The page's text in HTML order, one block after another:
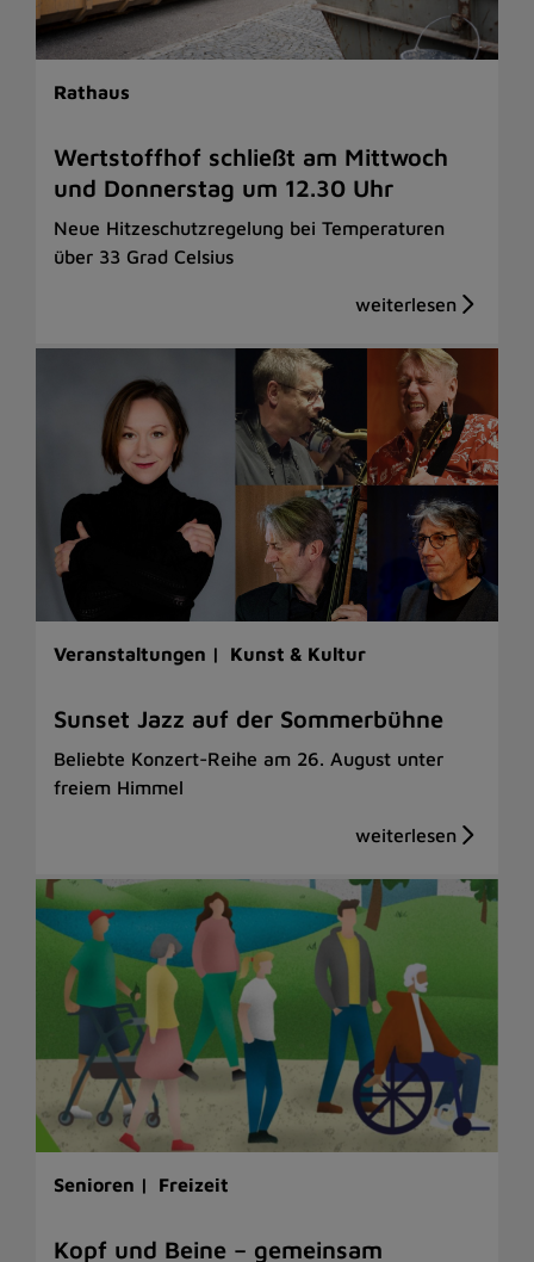
Rathaus
Wertstoffhof schließt am Mittwoch
und Donnerstag um 12.30 Uhr
Neue Hitzeschutzregelung bei Temperaturen
über 33 Grad Celsius
Veranstaltungen | Kunst & Kultur
Sunset Jazz auf der Sommerbühne
Beliebte Konzert-Reihe am 26. August unter
freiem Himmel
Senioren | Freizeit
Kopf und Beine – gemeinsam